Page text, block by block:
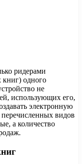
ридерами
книг) одного
не
использующих его,
электронную
видов
а количество